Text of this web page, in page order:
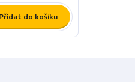
Přidat do košíku